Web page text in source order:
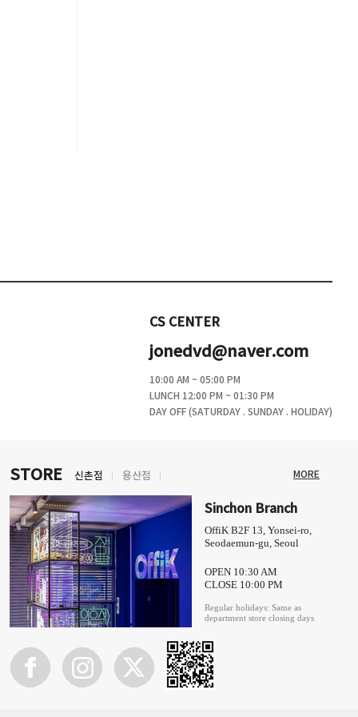
CS CENTER
jonedvd@naver.com
10:00 AM ~ 05:00 PM
LUNCH 12:00 PM ~ 01:30 PM
DAY OFF (SATURDAY . SUNDAY . HOLIDAY)
STORE 신촌점 용산점 MORE
Sinchon Branch
OffiK B2F 13, Yonsei-ro,
Seodaemun-gu, Seoul
OPEN 10:30 AM
CLOSE 10:00 PM
Regular holidays: Same as
department store closing days